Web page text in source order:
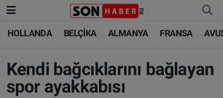
HOLLANDA BELÇİKA ALMANYA FRANSA
Kendi bağcıklarını bağlayan
spor ayakkabısı
HOLLANDA
BELÇİKA
ALMANYA
HOLLANDA
BELÇİKA
ALMANYA
Nöbetçi Eczaneler
Hava Durumu
Trafik Durumu